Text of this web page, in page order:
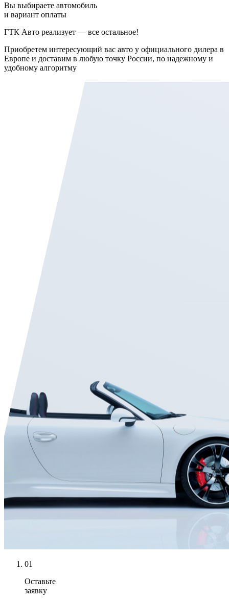
Вы выбираете автомобиль
и вариант оплаты
ГТК Авто реализует — все остальное!
Приобретем интересующий вас авто у официального дилера в
Европе и доставим в любую точку России, по надежному и
удобному алгоритму
01
Оставьте
заявку